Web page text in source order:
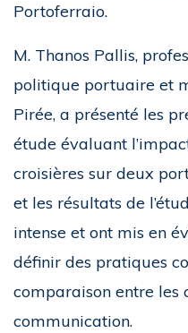
Portoferraio.
M. Thanos Pallis,
politique portuaire et
Pirée, a présenté les
étude évaluant
croisières sur deux
et les résultats de
intense et ont mis en
définir des pratiques
comparaison entre les
communication.